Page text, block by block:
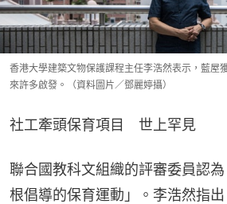
香港大學建築文物保護課程主任李浩然表示，藍屋
來許多啟發。（資料圖片／鄧麗婷攝）
社工牽頭保育項目　世上罕見
聯合國教科文組織的評審委員認
根倡導的保育運動」。李浩然指